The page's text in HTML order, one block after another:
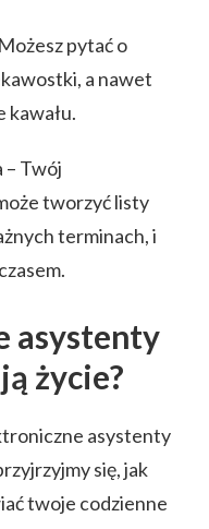
pytać o
a nawet
kawału.
– Twój
tworzyć listy
terminach, i
asystenty
życie?
asystenty
się, jak
twoje codzienne